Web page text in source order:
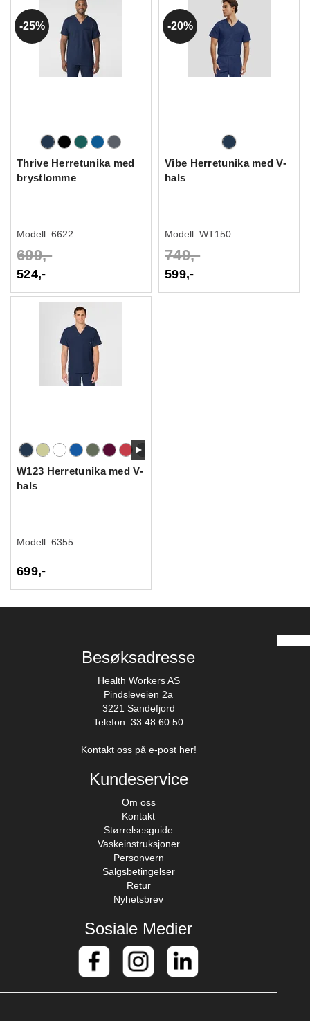
25%
Thrive Herretunika med
brystlomme
Modell: 6622
699,-
524,-
20%
Vibe Herretunika med V-
hals
Modell: WT150
749,-
599,-
W123 Herretunika med V-
hals
Modell: 6355
699,-
Besøksadresse
Health Workers AS
Pindsleveien 2a
3221 Sandefjord
Telefon: 33 48 60 50
Kontakt oss på e-post her!
Kundeservice
Om oss
Kontakt
Størrelsesguide
Vaskeinstruksjoner
Personvern
Salgsbetingelser
Retur
Nyhetsbrev
Sosiale Medier